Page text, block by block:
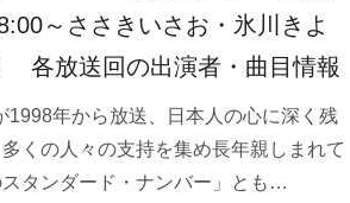
～ささきいさお・氷川きよ
各放送回の出演者・曲目情報
年から放送、日本人の心に深く残
くの人々の支持を集め長年親しまれて
タンダード・ナンバー」とも…